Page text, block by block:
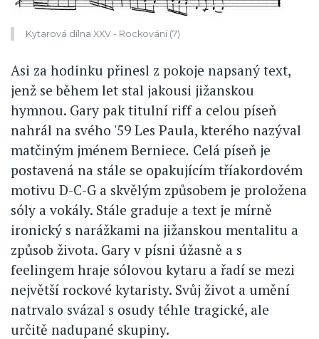
Kytarová dílna XXV - Rockování (7)
Asi za hodinku přinesl z pokoje napsaný text,
jenž se během let stal jakousi jižanskou
hymnou. Gary pak titulní riff a celou píseň
nahrál na svého '59 Les Paula, kterého nazýval
matčiným jménem Berniece. Celá píseň je
postavená na stále se opakujícím tříakordovém
motivu D-C-G a skvělým způsobem je proložena
sóly a vokály. Stále graduje a text je mírně
ironický s narážkami na jižanskou mentalitu a
způsob života. Gary v písni úžasně a s
feelingem hraje sólovou kytaru a řadí se mezi
největší rockové kytaristy. Svůj život a umění
natrvalo svázal s osudy téhle tragické, ale
určitě nadupané skupiny.